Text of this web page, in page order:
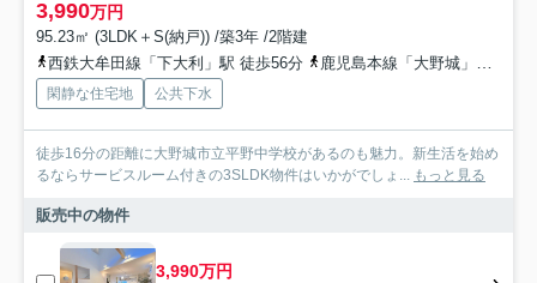
3,990万円
95.23㎡ (3LDK＋S(納戸)) /築3年 /2階建
西鉄大牟田線「下大利」駅 徒歩56分
鹿児島本線「大野城」駅 徒歩60分
閑静な住宅地 公共下水
徒歩16分の距離に大野城市立平野中学校があるのも魅力。新生活を始め
るならサービスルーム付きの3SLDK物件はいかがでしょ... もっと見る
販売中の物件
3,990万円